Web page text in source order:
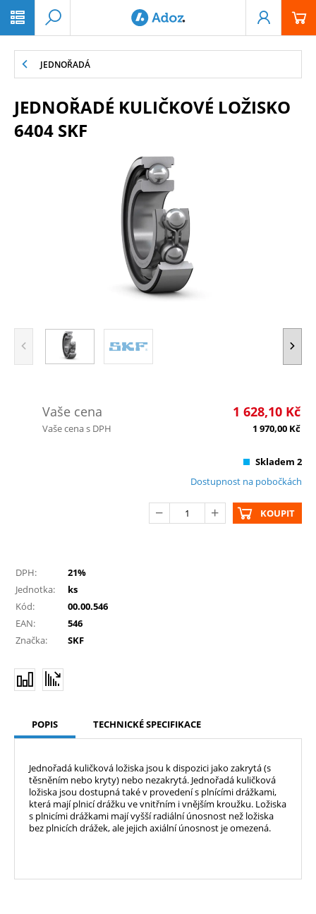
JEDNOŘADÁ
JEDNOŘADÉ KULIČKOVÉ LOŽISKO
6404 SKF
Vaše cena 1 628,10 Kč
Vaše cena s DPH 1 970,00 Kč
Skladem 2
Dostupnost na pobočkách
KOUPIT
DPH:
21%
Jednotka:
ks
Kód:
00.00.546
EAN:
546
Značka:
SKF
POPIS TECHNICKÉ SPECIFIKACE
Jednořadá kuličková ložiska jsou k dispozici jako zakrytá (s
těsněním nebo kryty) nebo nezakrytá. Jednořadá kuličková
ložiska jsou dostupná také v provedení s plnícími drážkami,
která mají plnicí drážku ve vnitřním i vnějším kroužku. Ložiska
s plnicími drážkami mají vyšší radiální únosnost než ložiska
bez plnicích drážek, ale jejich axiální únosnost je omezená.